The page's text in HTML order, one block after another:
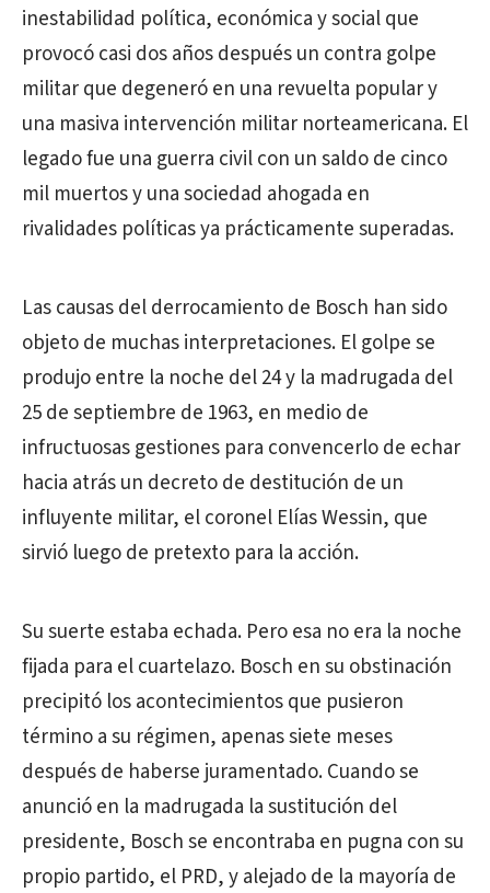
inestabilidad política, económica y social que
provocó casi dos años después un contra golpe
militar que degeneró en una revuelta popular y
una masiva intervención militar norteamericana. El
legado fue una guerra civil con un saldo de cinco
mil muertos y una sociedad ahogada en
rivalidades políticas ya prácticamente superadas.
Las causas del derrocamiento de Bosch han sido
objeto de muchas interpretaciones. El golpe se
produjo entre la noche del 24 y la madrugada del
25 de septiembre de 1963, en medio de
infructuosas gestiones para convencerlo de echar
hacia atrás un decreto de destitución de un
influyente militar, el coronel Elías Wessin, que
sirvió luego de pretexto para la acción.
Su suerte estaba echada. Pero esa no era la noche
fijada para el cuartelazo. Bosch en su obstinación
precipitó los acontecimientos que pusieron
término a su régimen, apenas siete meses
después de haberse juramentado. Cuando se
anunció en la madrugada la sustitución del
presidente, Bosch se encontraba en pugna con su
propio partido, el PRD, y alejado de la mayoría de